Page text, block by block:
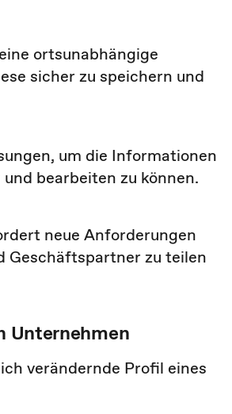
ortsunabhängige
sicher zu speichern und
um die Informationen
bearbeiten zu können.
neue Anforderungen
Geschäftspartner zu teilen
Unternehmen
verändernde Profil eines